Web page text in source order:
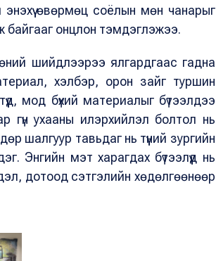
энэхүү өвөрмөц соёлын мөн чанарыг
байгааг онцлон тэмдэглэжээ.
шийдлээрээ ялгардгаас гадна
хэлбэр, орон зайг туршин
мод бүхий материалыг бүтээлдээ
гүн ухааны илэрхийлэл болтол нь
шалгуур тавьдаг нь түүний зургийн
Энгийн мэт харагдах бүтээлүүд нь
дотоод сэтгэлийн хөдөлгөөнөөр